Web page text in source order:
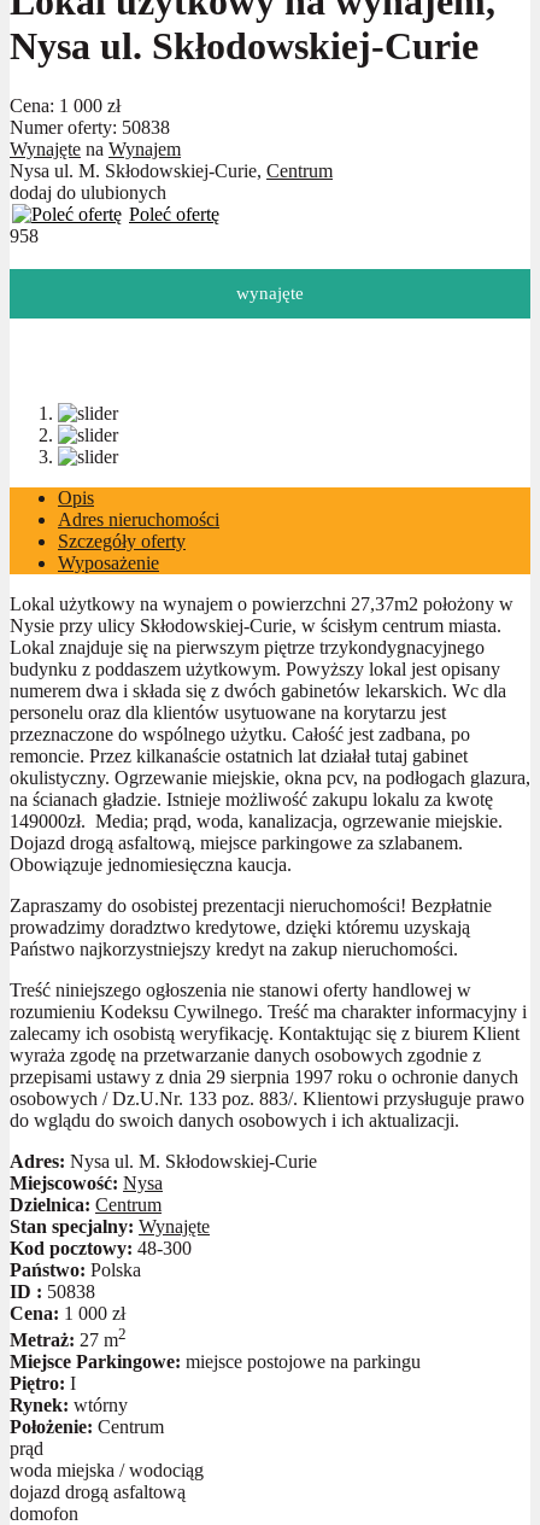
Nysa ul. Skłodowskiej-Curie
Cena: 1 000 zł
Numer oferty: 50838
Wynajęte na Wynajem
Nysa ul. M. Skłodowskiej-Curie, Centrum
dodaj do ulubionych
Poleć ofertę
958
wynajęte
Opis
Adres nieruchomości
Szczegóły oferty
Wyposażenie
Lokal użytkowy na wynajem o powierzchni 27,37m2 położony w
Nysie przy ulicy Skłodowskiej-Curie, w ścisłym centrum miasta.
Lokal znajduje się na pierwszym piętrze trzykondygnacyjnego
budynku z poddaszem użytkowym. Powyższy lokal jest opisany
numerem dwa i składa się z dwóch gabinetów lekarskich. Wc dla
personelu oraz dla klientów usytuowane na korytarzu jest
przeznaczone do wspólnego użytku. Całość jest zadbana, po
remoncie. Przez kilkanaście ostatnich lat działał tutaj gabinet
okulistyczny. Ogrzewanie miejskie, okna pcv, na podłogach glazura,
na ścianach gładzie. Istnieje możliwość zakupu lokalu za kwotę
149000zł. Media; prąd, woda, kanalizacja, ogrzewanie miejskie.
Dojazd drogą asfaltową, miejsce parkingowe za szlabanem.
Obowiązuje jednomiesięczna kaucja.
Zapraszamy do osobistej prezentacji nieruchomości! Bezpłatnie
prowadzimy doradztwo kredytowe, dzięki któremu uzyskają
Państwo najkorzystniejszy kredyt na zakup nieruchomości.
Treść niniejszego ogłoszenia nie stanowi oferty handlowej w
rozumieniu Kodeksu Cywilnego. Treść ma charakter informacyjny i
zalecamy ich osobistą weryfikację. Kontaktując się z biurem Klient
wyraża zgodę na przetwarzanie danych osobowych zgodnie z
przepisami ustawy z dnia 29 sierpnia 1997 roku o ochronie danych
osobowych / Dz.U.Nr. 133 poz. 883/. Klientowi przysługuje prawo
do wglądu do swoich danych osobowych i ich aktualizacji.
Adres: Nysa ul. M. Skłodowskiej-Curie
Miejscowość: Nysa
Dzielnica: Centrum
Stan specjalny: Wynajęte
Kod pocztowy: 48-300
Państwo: Polska
ID : 50838
Cena: 1 000 zł
Metraż: 27 m2
Miejsce Parkingowe: miejsce postojowe na parkingu
Piętro: I
Rynek: wtórny
Położenie: Centrum
prąd
woda miejska / wodociąg
dojazd drogą asfaltową
domofon